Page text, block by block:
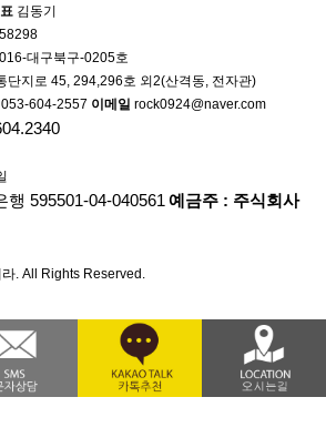
김동기
대구북구-0205호
단지로 45, 294,296호 외2(산격동, 전자관)
053-604-2557 이메일 rock0924@naver.com
행 595501-04-040561 예금주 : 주식회사
. All Rights Reserved.